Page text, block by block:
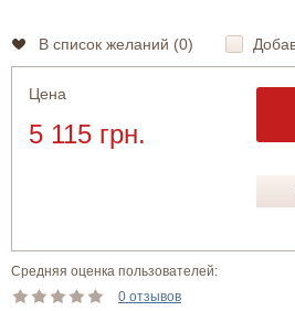
В список желаний (0)
Цена
5 115 грн.
Средняя оценка пользователей:
0 отзывов